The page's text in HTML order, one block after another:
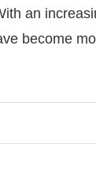
an
become